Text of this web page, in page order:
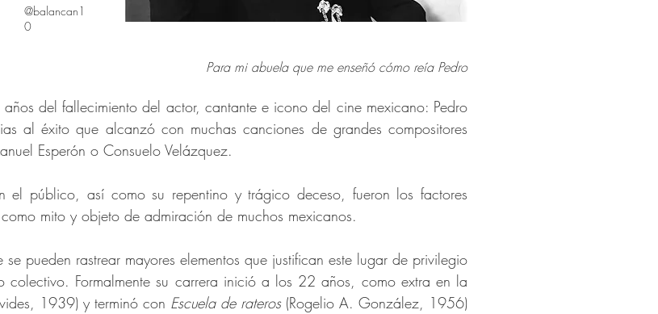
@balancan1
0
Para mi abuela que me enseñó cómo reía Pedro
del fallecimiento del actor, cantante e icono del cine mexicano: Pedro
al éxito que alcanzó con muchas canciones de grandes compositores
Esperón o Consuelo Velázquez.
el público, así como su repentino y trágico deceso, fueron los factores
mito y objeto de admiración de muchos mexicanos.
pueden rastrear mayores elementos que justifican este lugar de privilegio
colectivo. Formalmente su carrera inició a los 22 años, como extra en la
1939) y terminó con Escuela de rateros(Rogelio A. González, 1956)